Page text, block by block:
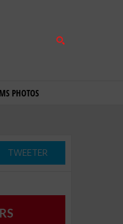
PHOTOS
TWEETER